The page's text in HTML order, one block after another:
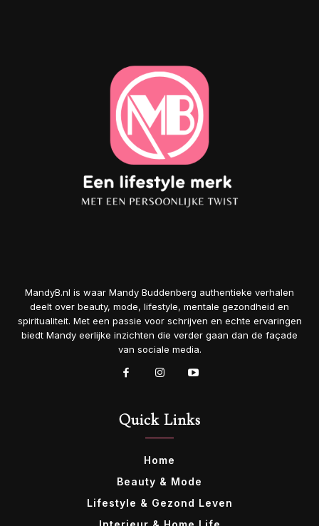
MandyB.nl is waar Mandy Buddenberg authentieke verhalen
deelt over beauty, mode, lifestyle, mentale gezondheid en
spiritualiteit. Met een passie voor schrijven en echte ervaringen
biedt Mandy eerlijke inzichten die verder gaan dan de façade
van sociale media.
Quick Links
Home
Beauty & Mode
Lifestyle & Gezond Leven